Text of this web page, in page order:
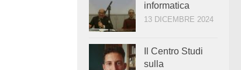
informatica
13 DICEMBRE 2024
Il Centro Studi
sulla